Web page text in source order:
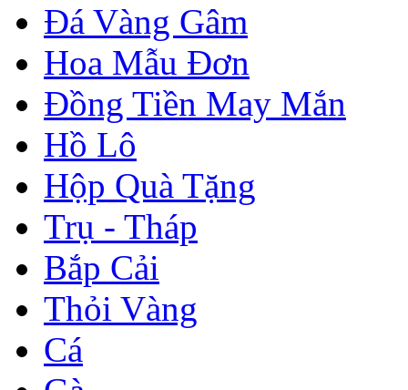
Đá Vàng Gâm
Hoa Mẫu Đơn
Đồng Tiền May Mắn
Hồ Lô
Hộp Quà Tặng
Trụ - Tháp
Bắp Cải
Thỏi Vàng
Cá